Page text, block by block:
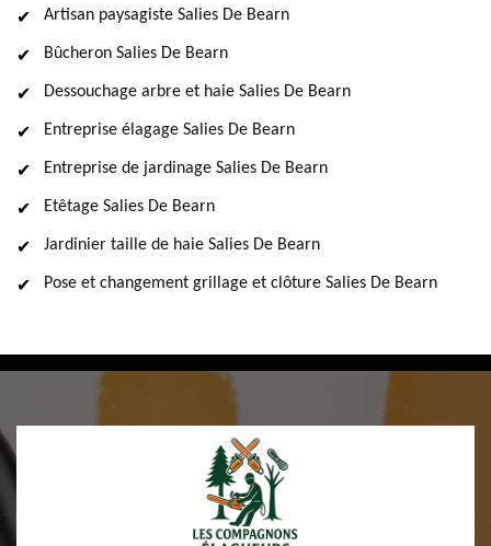
Artisan paysagiste Salies De Bearn
Bûcheron Salies De Bearn
Dessouchage arbre et haie Salies De Bearn
Entreprise élagage Salies De Bearn
Entreprise de jardinage Salies De Bearn
Etêtage Salies De Bearn
Jardinier taille de haie Salies De Bearn
Pose et changement grillage et clôture Salies De Bearn